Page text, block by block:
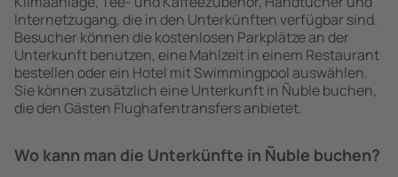
Internetzugang, die in den Unterkünften verfügbar sind.
Besucher können die kostenlosen Parkplätze an der
Unterkunft benutzen, eine Mahlzeit in einem Restaurant
bestellen oder ein Hotel mit Swimmingpool auswählen.
Sie können zusätzlich eine Unterkunft in Ñuble buchen,
die den Gästen Flughafentransfers anbietet.
Wo kann man die Unterkünfte in Ñuble buchen?